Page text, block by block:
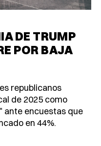
DE TRUMP
POR BAJA
republicanos
de 2025 como
ante encuestas que
en 44%.